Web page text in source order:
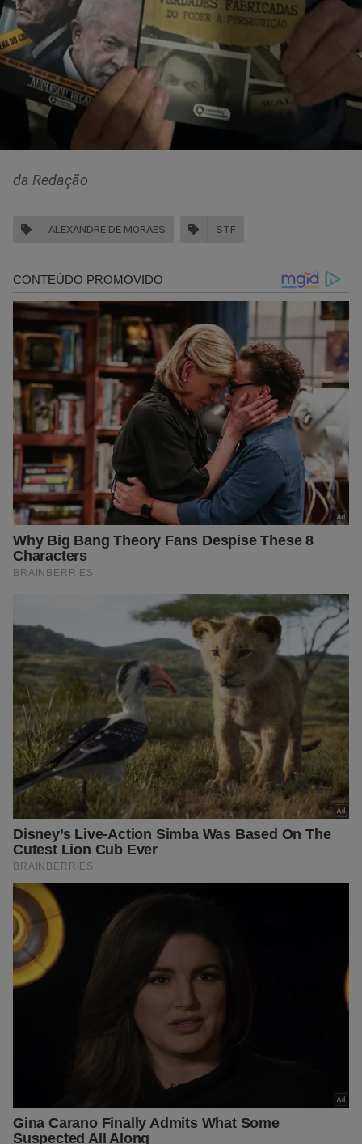
da Redação
ALEXANDRE DE MORAES STF